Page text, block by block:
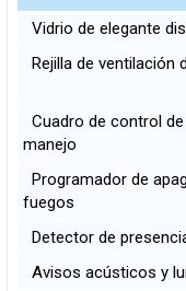
Vidrio de elegante
Rejilla de ventilación
Cuadro de control
manejo
Programador de
fuegos
Detector de
Avisos acústicos y